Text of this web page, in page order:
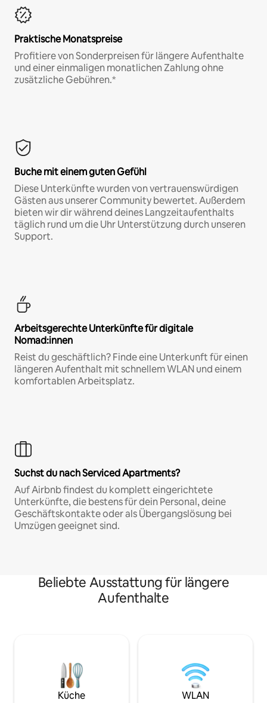
Praktische Monatspreise
Profitiere von Sonderpreisen für längere Aufenthalte
und einer einmaligen monatlichen Zahlung ohne
zusätzliche Gebühren.*
Buche mit einem guten Gefühl
Diese Unterkünfte wurden von vertrauenswürdigen
Gästen aus unserer Community bewertet. Außerdem
bieten wir dir während deines Langzeitaufenthalts
täglich rund um die Uhr Unterstützung durch unseren
Support.
Arbeitsgerechte Unterkünfte für digitale
Nomad:innen
Reist du geschäftlich? Finde eine Unterkunft für einen
längeren Aufenthalt mit schnellem WLAN und einem
komfortablen Arbeitsplatz.
Suchst du nach Serviced Apartments?
Auf Airbnb findest du komplett eingerichtete
Unterkünfte, die bestens für dein Personal, deine
Geschäftskontakte oder als Übergangslösung bei
Umzügen geeignet sind.
Beliebte Ausstattung für längere
Aufenthalte
Küche WLAN